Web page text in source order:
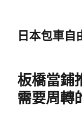
日本包車自
板橋當鋪
需要周轉